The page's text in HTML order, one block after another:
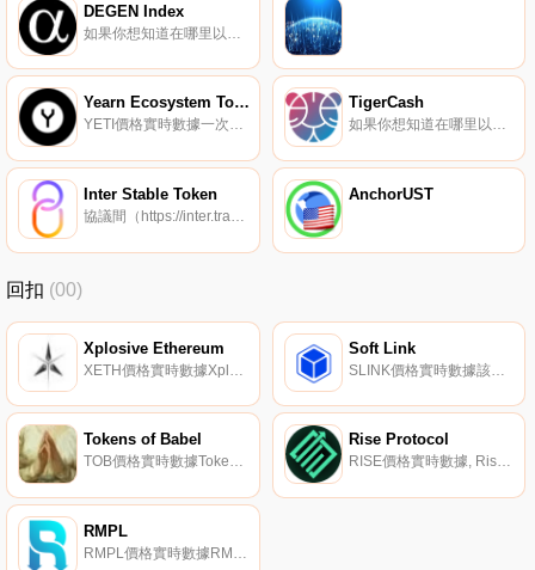
DEGEN Index
Yearn Ecosystem Token Index
YETI價格實時數據一次性購買8個DeFi藍籌股：獲得獎勵,參與基金管理和協議治理。
TigerCash
如果你想知道在哪里以當前價格購買TigerCash,目前交易{TigerCash]股票的頂級加密貨幣交易所是CoinTiger。您可以在我們的加密貨幣交易所頁面上找到其他列表。TigerCash（TCH）是一種加密貨幣,在以太坊平臺上運行.
Inter Stable Token
協議間（https://inter.trade/）是Agoric鏈上的一個社區組織的去中心化應用程序,實現了Inter Stable Token（IST）,這是一種用于鏈間生態系統的過加密、加密貨幣支持的穩定代幣.
AnchorUST
回扣 (00)
Xplosive Ethereum Soft Link
Tokens of Babel
TOB價格實時數據Tokens of Babel聲稱是以太坊上的一款交易游戲,每當創下歷史新高時就會燃燒代幣.
Rise Protocol
RISE價格實時數據, Rise Protocol是世界上最先進的合成rebase代幣,它將革命性的代幣組學和功能與最好和最新的去中心化金融（DeFi）技術相結合。智能合約已經通過了CTDSec（專業審計公司）和WarOnRugs的Shappy的審計。主要功能：回扣代幣.
RMPL
RMPL價格實時數據RMPL是一種具有彈性供應模型的去中心化加密貨幣。RMPL通過隨機重定基數達到供應價格均衡。因此,波動在于代幣供應,而不是價格。持有者對網絡的所有權始終保持不變,因為錢包余額會隨著需求的變化而在全球范圍內發生變化.